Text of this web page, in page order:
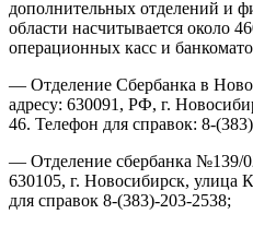
дополнительных отделений и
области насчитывается около
операционных касс и
— Отделение Сбербанка в
адресу: 630091, РФ, г.
46. Телефон для справок: 8-
— Отделение сбербанка №139/
630105, г. Новосибирск, улица
для справок 8-(383)-203-2538;